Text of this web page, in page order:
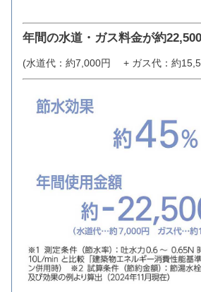
年間の水道・ガス料金が約
(水道代：約7,000円 + ガス代：約